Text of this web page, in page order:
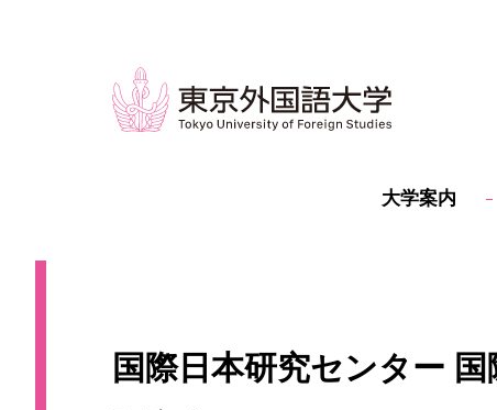
大学案内
国際日本研究センター